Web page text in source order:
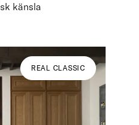
känsla
REAL CLASSIC